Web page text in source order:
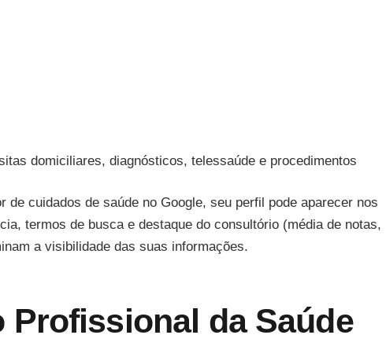
domiciliares, diagnósticos, telessaúde e procedimentos
de cuidados de saúde no Google, seu perfil pode aparecer nos
termos de busca e destaque do consultório (média de notas,
a visibilidade das suas informações.
Profissional da Saúde